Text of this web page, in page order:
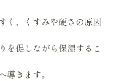
く、くすみや硬さの原因
を促しながら保湿するこ
導きます。